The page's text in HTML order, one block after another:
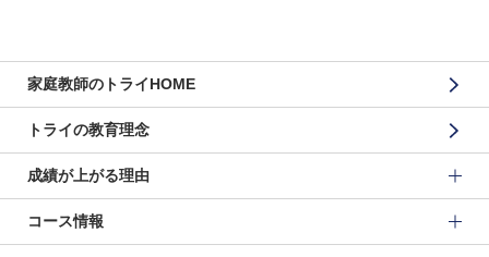
家庭教師のトライHOME
トライの教育理念
成績が上がる理由
コース情報